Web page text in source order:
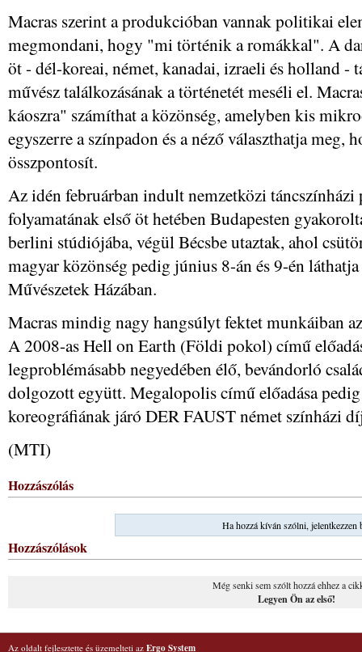
Macras szerint a produkcióban vannak politikai
megmondani, hogy "mi történik a romákkal". A
öt - dél-koreai, német, kanadai, izraeli és holland -
művész találkozásának a történetét meséli el.
káoszra" számíthat a közönség, amelyben kis
egyszerre a színpadon és a néző választhatja
összpontosít.
Az idén februárban indult nemzetközi
folyamatának első öt hetében Budapesten
berlini stúdiójába, végül Bécsbe utaztak, ahol
magyar közönség pedig június 8-án és 9-én
Művészetek Házában.
Macras mindig nagy hangsúlyt fektet munkáiban
A 2008-as Hell on Earth (Földi pokol) című
legproblémásabb negyedében élő, bevándorló
dolgozott együtt. Megalopolis című előadása
koreográfiának járó DER FAUST német színházi
(MTI)
Hozzászólás
Ha hozzá kíván szólni, jelentkezzen
Hozzászólások
Még senki sem szólt hozzá ehhez a
Legyen Ön az első!
Az oldalt fejlesztette és üzemelteti az Ergo System